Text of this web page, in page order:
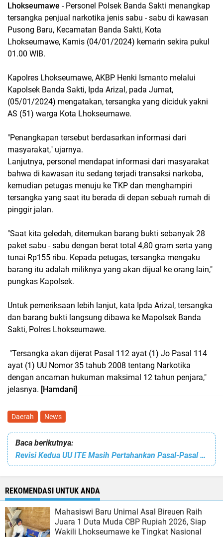
Lhokseumawe - Personel Polsek Banda Sakti menangkap
tersangka penjual narkotika jenis sabu - sabu di kawasan
Pusong Baru, Kecamatan Banda Sakti, Kota
Lhokseumawe, Kamis (04/01/2024) kemarin sekira pukul
01.00 WIB.
Kapolres Lhokseumawe, AKBP Henki Ismanto melalui
Kapolsek Banda Sakti, Ipda Arizal, pada Jumat,
(05/01/2024) mengatakan, tersangka yang diciduk yakni
AS (51) warga Kota Lhokseumawe.
"Penangkapan tersebut berdasarkan informasi dari
masyarakat," ujarnya.
Lanjutnya, personel mendapat informasi dari masyarakat
bahwa di kawasan itu sedang terjadi transaksi narkoba,
kemudian petugas menuju ke TKP dan menghampiri
tersangka yang saat itu berada di depan sebuah rumah di
pinggir jalan.
"Saat kita geledah, ditemukan barang bukti sebanyak 28
paket sabu - sabu dengan berat total 4,80 gram serta yang
tunai Rp155 ribu. Kepada petugas, tersangka mengaku
barang itu adalah miliknya yang akan dijual ke orang lain,"
pungkas Kapolsek.
Untuk pemeriksaan lebih lanjut, kata Ipda Arizal, tersangka
dan barang bukti langsung dibawa ke Mapolsek Banda
Sakti, Polres Lhokseumawe.
"Tersangka akan dijerat Pasal 112 ayat (1) Jo Pasal 114
ayat (1) UU Nomor 35 tahub 2008 tentang Narkotika
dengan ancaman hukuman maksimal 12 tahun penjara,"
jelasnya. [Hamdani]
Daerah News
Baca berikutnya:
Revisi Kedua UU ITE Masih Pertahankan Pasal-Pasal Bermasalah
REKOMENDASI UNTUK ANDA
Mahasiswi Baru Unimal Asal Bireuen Raih
Juara 1 Duta Muda CBP Rupiah 2026, Siap
Wakili Lhokseumawe ke Tingkat Nasional